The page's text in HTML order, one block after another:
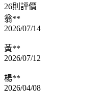
26則評價
翁**
2026/07/14
黃**
2026/07/12
楊**
2026/04/08